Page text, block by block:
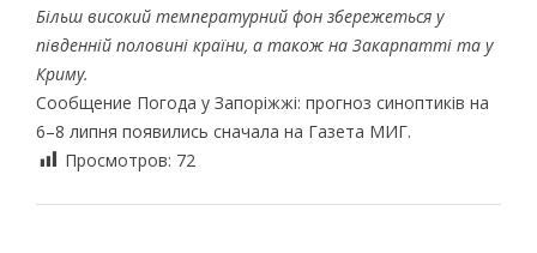
Більш високий температурний фон збережеться у
південній половині країни, а також на Закарпатті та у
Криму.
Сообщение Погода у Запоріжжі: прогноз синоптиків на
6–8 липня появились сначала на Газета МИГ.
Просмотров: 72